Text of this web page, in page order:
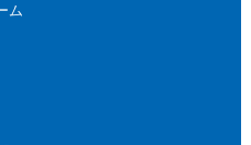
ム